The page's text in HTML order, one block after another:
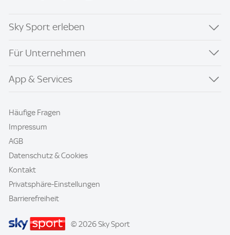
Sky Sport erleben
Für Unternehmen
App & Services
Häufige Fragen
Impressum
AGB
Datenschutz & Cookies
Kontakt
Privatsphäre-Einstellungen
Barrierefreiheit
© 2026 Sky Sport